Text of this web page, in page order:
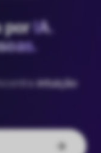
porIA.
.
intuição